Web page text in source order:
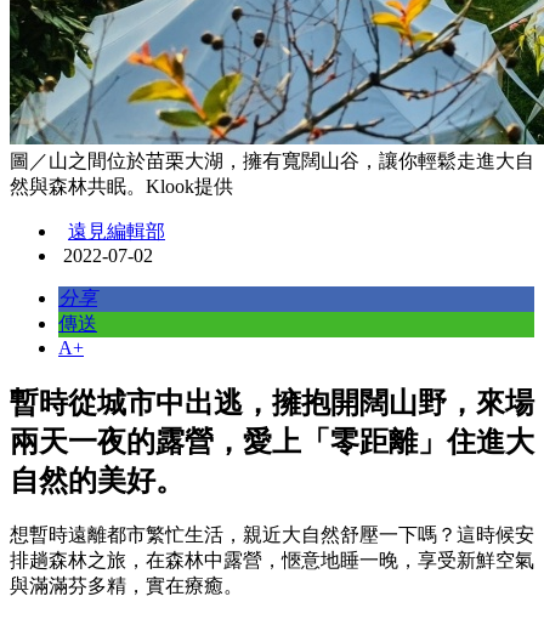
圖／山之間位於苗栗大湖，擁有寬闊山谷，讓你輕鬆走進大自
然與森林共眠。Klook提供
遠見編輯部
2022-07-02
分享
傳送
A+
暫時從城市中出逃，擁抱開闊山野，來場
兩天一夜的露營，愛上「零距離」住進大
自然的美好。
想暫時遠離都市繁忙生活，親近大自然舒壓一下嗎？這時候安
排趟森林之旅，在森林中露營，愜意地睡一晚，享受新鮮空氣
與滿滿芬多精，實在療癒。